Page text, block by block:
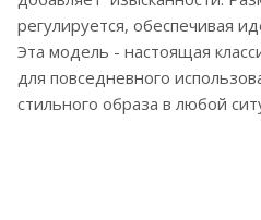
регулируется, обеспечивая
Эта модель - настоящая
для повседневного
стильного образа в любой